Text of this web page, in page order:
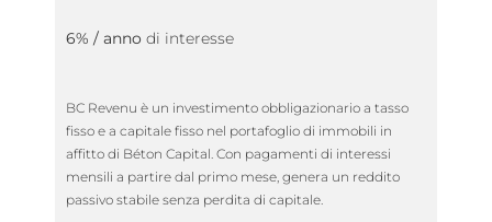
6% / anno di interesse
BC Revenu è un investimento obbligazionario a tasso
fisso e a capitale fisso nel portafoglio di immobili in
affitto di Béton Capital. Con pagamenti di interessi
mensili a partire dal primo mese, genera un reddito
passivo stabile senza perdita di capitale.